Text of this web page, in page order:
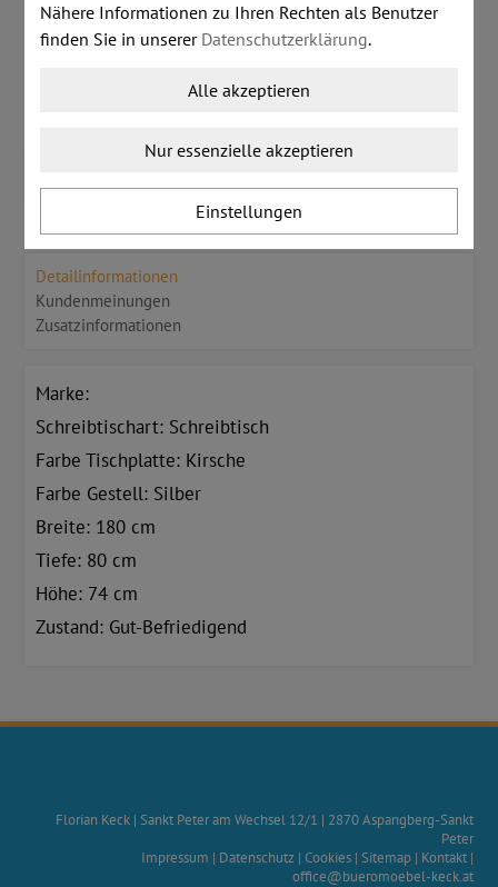
Dieser Artikel ist lagernd.
Detailinformationen
Kundenmeinungen
Zusatzinformationen
Marke:
Schreibtischart: Schreibtisch
Farbe Tischplatte: Kirsche
Farbe Gestell: Silber
Breite: 180 cm
Tiefe: 80 cm
Höhe: 74 cm
Zustand: Gut-Befriedigend
Florian Keck| Sankt Peter am Wechsel 12/1 | 2870 Aspangberg-Sankt
Peter
Impressum | Datenschutz | Cookies| Sitemap| Kontakt|
office@bueromoebel-keck.at
Nähere Informationen zu Ihren Rechten als Benutzer
finden Sie in unserer Datenschutzerklärung.
Alle akzeptieren
Nur essenzielle akzeptieren
Einstellungen